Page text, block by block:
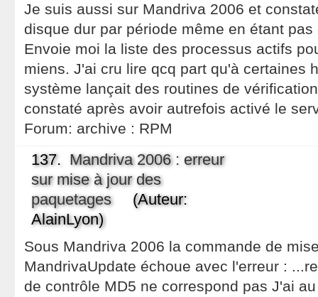
Je suis aussi sur Mandriva 2006 et
disque dur par période même en étant
Envoie moi la liste des processus actifs
miens. J'ai cru lire qcq part qu'à certaines
système lançait des routines de
constaté après avoir autrefois activé le
Forum: archive : RPM
137. Mandriva 2006 : erreur
sur mise à jour des
paquetages(Auteur:
AlainLyon)
Sous Mandriva 2006 la commande de
MandrivaUpdate échoue avec l'erreur :
de contrôle MD5 ne correspond pas J'ai